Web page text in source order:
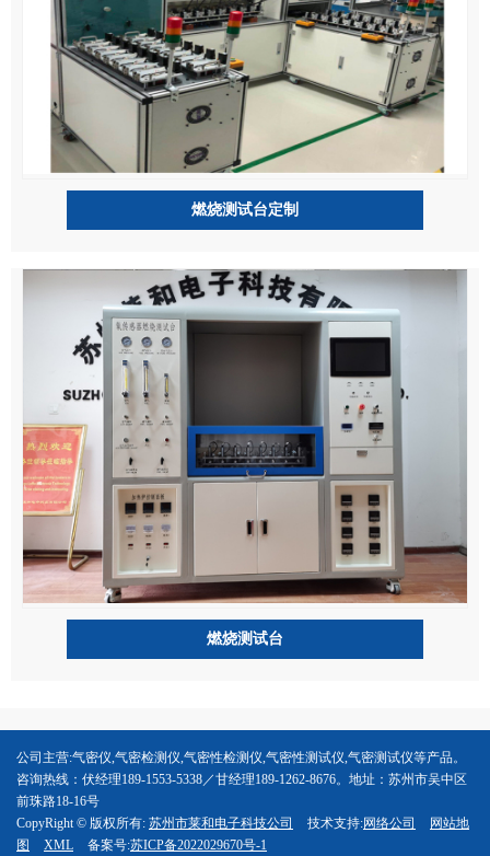
燃烧测试台定制
燃烧测试台
公司主营:气密仪,气密检测仪,气密性检测仪,气密性测试仪,气密测试仪等产品。
咨询热线：伏经理189-1553-5338／甘经理189-1262-8676。地址：苏州市吴中区
前珠路18-16号
CopyRight © 版权所有: 苏州市莱和电子科技公司 技术支持:网络公司
网站地
图
XML 备案号:苏ICP备2022029670号-1